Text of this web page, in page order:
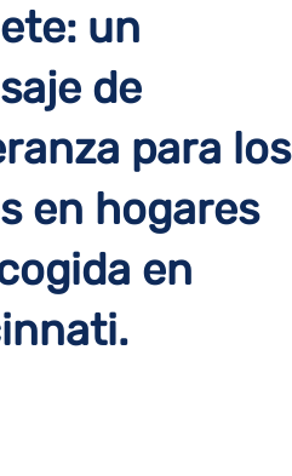
un
de
para los
en hogares
en